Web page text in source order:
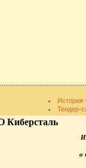
История
Тендер-
Киберсталь
о